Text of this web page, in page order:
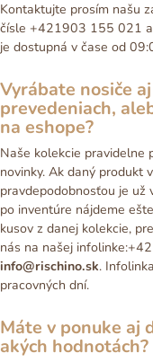
Kontaktujte prosím našu
čísle +421903 155 021
je dostupná v čase od
Vyrábate nosiče
prevedeniach,
na eshope?
Naše kolekcie pravidelne
novinky. Ak daný produkt
pravdepodobnosťou je už
po inventúre nájdeme
kusov z danej kolekcie,
nás na našej
info@rischino.sk.
pracovných dní.
Máte v ponuke aj
akých hodnotách?